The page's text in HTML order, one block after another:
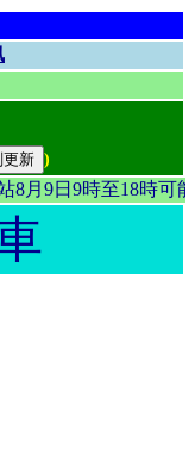
)
8月9日9時至18